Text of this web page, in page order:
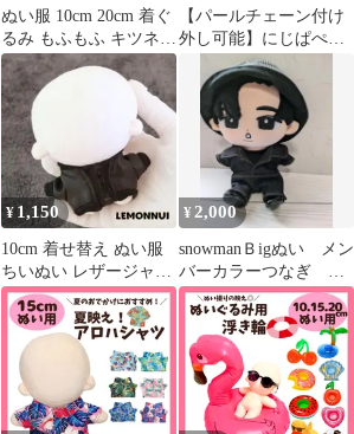
ぬい服 10cm 20cm 着ぐ
るみ もふもふ キツネ
オオカミ ぬいぐるみ服
かわいい 推し活 着せ替
え コスチューム ふわふ
わ 動物 アニマル ポン
チョ ちびぬいぐるみ 無
属性ぬいぐるみ お人形
【パールチェーン付け
外し可能】にじぱぺっ
と ぬい服 2個ツィー
ド 紫水色
¥ 1,150
10cm 着せ替え ぬい服
ちいぬい レザージャケ
ット ぬい活 推し活-
E061
¥ 2,000
snowmanＢigぬい メン
バーカラーつなぎ オ
ーダーページ